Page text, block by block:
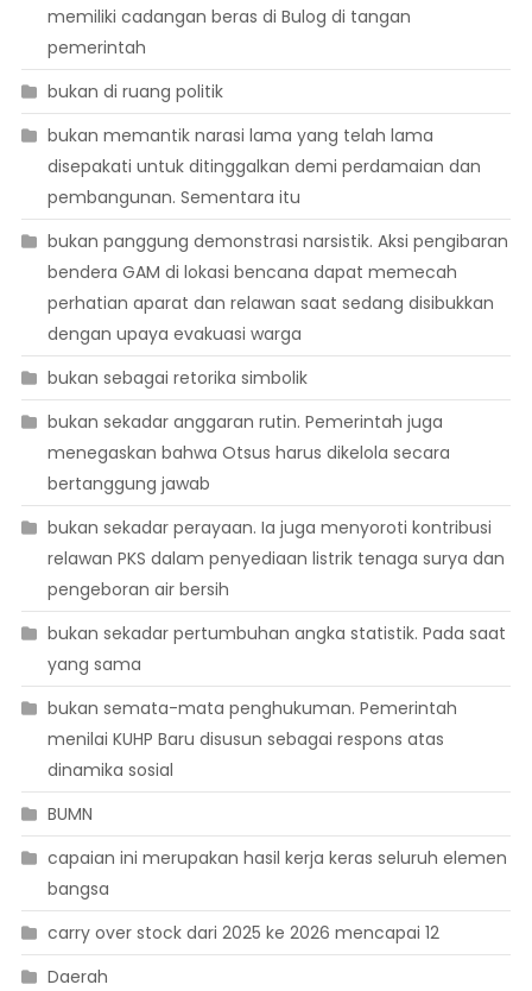
memiliki cadangan beras di Bulog di tangan
pemerintah
bukan di ruang politik
bukan memantik narasi lama yang telah lama
disepakati untuk ditinggalkan demi perdamaian dan
pembangunan. Sementara itu
bukan panggung demonstrasi narsistik. Aksi pengibaran
bendera GAM di lokasi bencana dapat memecah
perhatian aparat dan relawan saat sedang disibukkan
dengan upaya evakuasi warga
bukan sebagai retorika simbolik
bukan sekadar anggaran rutin. Pemerintah juga
menegaskan bahwa Otsus harus dikelola secara
bertanggung jawab
bukan sekadar perayaan. Ia juga menyoroti kontribusi
relawan PKS dalam penyediaan listrik tenaga surya dan
pengeboran air bersih
bukan sekadar pertumbuhan angka statistik. Pada saat
yang sama
bukan semata-mata penghukuman. Pemerintah
menilai KUHP Baru disusun sebagai respons atas
dinamika sosial
BUMN
capaian ini merupakan hasil kerja keras seluruh elemen
bangsa
carry over stock dari 2025 ke 2026 mencapai 12
Daerah